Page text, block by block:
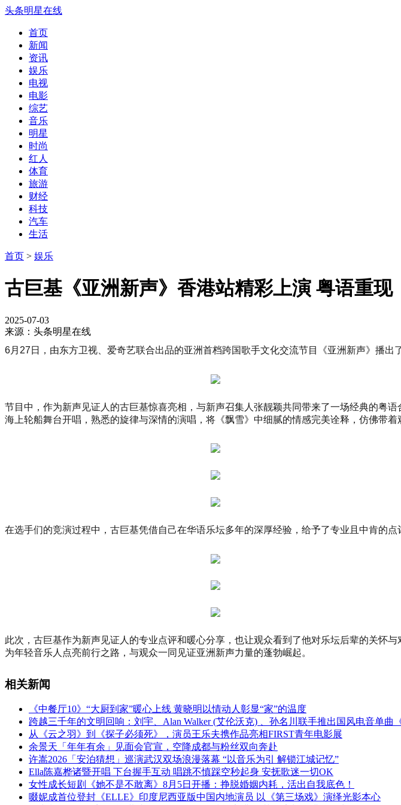
头条明星在线
首页
新闻
资讯
娱乐
电视
电影
综艺
音乐
明星
时尚
红人
体育
旅游
财经
科技
汽车
生活
首页 > 娱乐
古巨基《亚洲新声》香港站精彩上演 粤语重
2025-07-03
来源：头条明星在线
6月27日，由东方卫视、爱奇艺联合出品的亚洲首档跨国歌手文化交流节目《亚洲新声》播出
节目中，作为新声见证人的古巨基惊喜亮相，与新声召集人张靓颖共同带来了一场经典的
海上轮船舞台开唱，熟悉的旋律与深情的演唱，将《飘雪》中细腻的情感完美诠释，仿佛带着
在选手们的竞演过程中，古巨基凭借自己在华语乐坛多年的深厚经验，给予了专业且中肯的点
此次，古巨基作为新声见证人的专业点评和暖心分享，也让观众看到了他对乐坛后辈的关怀
为年轻音乐人点亮前行之路，与观众一同见证亚洲新声力量的蓬勃崛起。
相关新闻
《中餐厅10》“大厨到家”暖心上线 黄晓明以情动人彰显“家”的温度
跨越三千年的文明回响：刘宇、Alan Walker (艾伦沃克) 、孙名川联手推出国风电音单曲
从《云之羽》到《探子必须死》，演员王乐夫携作品亮相FIRST青年电影展
余景天「年年有余」见面会官宣，空降成都与粉丝双向奔赴
许嵩2026「安泊猜想」巡演武汉双场浪漫落幕 “以音乐为引 解锁江城记忆”
Ella陈嘉桦诸暨开唱 下台握手互动 唱跳不慎踩空秒起身 安抚歌迷一切OK
女性成长短剧《她不是不敢离》8月5日开播：挣脱婚姻内耗，活出自我底色！
啜妮成首位登封《ELLE》印度尼西亚版中国内地演员 以《第三场戏》演绎光影本心